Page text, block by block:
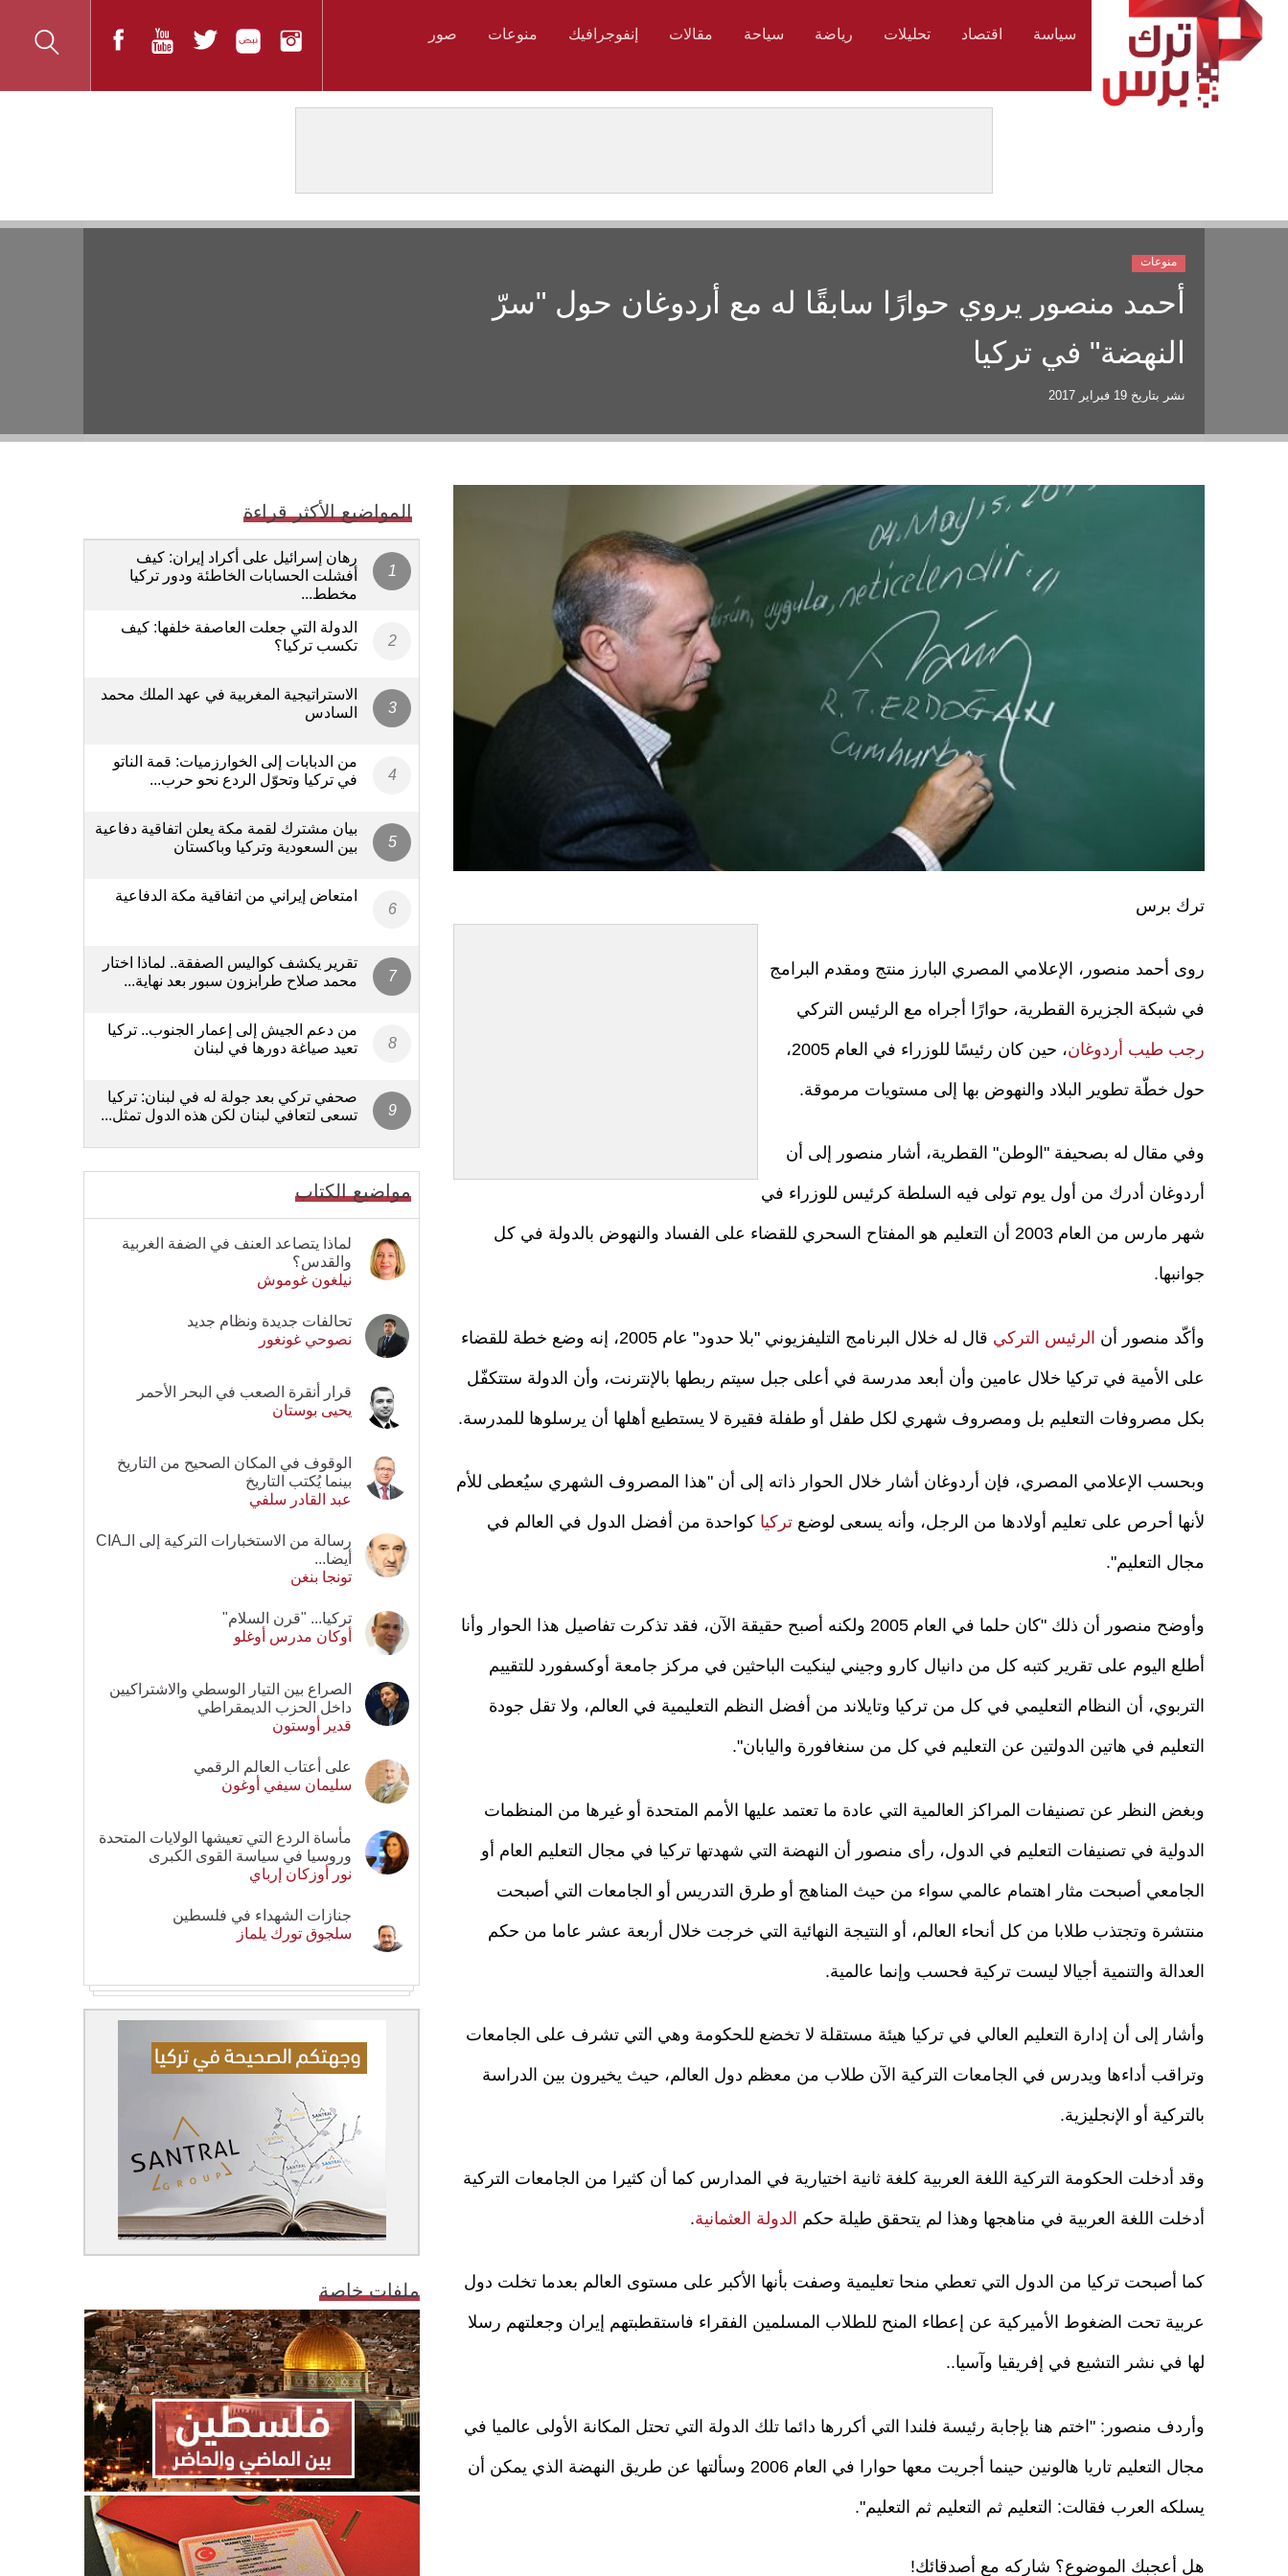
سياسة اقتصاد تحليلات رياضة سياحة مقالات إنفوجرافيك منوعات صور
أحمد منصور يروي حوارًا سابقًا له مع أردوغان حول "سرّ
النهضة" في تركيا
نشر بتاريخ 19 فبراير 2017
منوعات
ترك برس
روى أحمد منصور، الإعلامي المصري البارز منتج ومقدم البرامج
في شبكة الجزيرة القطرية، حوارًا أجراه مع الرئيس التركي
رجب طيب أردوغان ، حين كان رئيسًا للوزراء في العام 2005،
حول خطّة تطوير البلاد والنهوض بها إلى مستويات مرموقة.
وفي مقال له بصحيفة "الوطن" القطرية، أشار منصور إلى أن
أردوغان أدرك من أول يوم تولى فيه السلطة كرئيس للوزراء في
شهر مارس من العام 2003 أن التعليم هو المفتاح السحري للقضاء على الفساد والنهوض بالدولة في كل
جوانبها.
وأكّد منصور أن الرئيس التركي قال له خلال البرنامج التليفزيوني "بلا حدود" عام 2005، إنه وضع خطة للقضاء
على الأمية في تركيا خلال عامين وأن أبعد مدرسة في أعلى جبل سيتم ربطها بالإنترنت، وأن الدولة ستتكفّل
بكل مصروفات التعليم بل ومصروف شهري لكل طفل أو طفلة فقيرة لا يستطيع أهلها أن يرسلوها للمدرسة.
وبحسب الإعلامي المصري، فإن أردوغان أشار خلال الحوار ذاته إلى أن "هذا المصروف الشهري سيُعطى للأم
لأنها أحرص على تعليم أولادها من الرجل، وأنه يسعى لوضع تركيا كواحدة من أفضل الدول في العالم في
مجال التعليم".
وأوضح منصور أن ذلك "كان حلما في العام 2005 ولكنه أصبح حقيقة الآن، فقد تذكرت تفاصيل هذا الحوار وأنا
أطلع اليوم على تقرير كتبه كل من دانيال كارو وجيني لينكيت الباحثين في مركز جامعة أوكسفورد للتقييم
التربوي، أن النظام التعليمي في كل من تركيا وتايلاند من أفضل النظم التعليمية في العالم، ولا تقل جودة
التعليم في هاتين الدولتين عن التعليم في كل من سنغافورة واليابان".
وبغض النظر عن تصنيفات المراكز العالمية التي عادة ما تعتمد عليها الأمم المتحدة أو غيرها من المنظمات
الدولية في تصنيفات التعليم في الدول، رأى منصور أن النهضة التي شهدتها تركيا في مجال التعليم العام أو
الجامعي أصبحت مثار اهتمام عالمي سواء من حيث المناهج أو طرق التدريس أو الجامعات التي أصبحت
منتشرة وتجتذب طلابا من كل أنحاء العالم، أو النتيجة النهائية التي خرجت خلال أربعة عشر عاما من حكم
العدالة والتنمية أجيالا ليست تركية فحسب وإنما عالمية.
وأشار إلى أن إدارة التعليم العالي في تركيا هيئة مستقلة لا تخضع للحكومة وهي التي تشرف على الجامعات
وتراقب أداءها ويدرس في الجامعات التركية الآن طلاب من معظم دول العالم، حيث يخيرون بين الدراسة
بالتركية أو الإنجليزية.
وقد أدخلت الحكومة التركية اللغة العربية كلغة ثانية اختيارية في المدارس كما أن كثيرا من الجامعات التركية
أدخلت اللغة العربية في مناهجها وهذا لم يتحقق طيلة حكم الدولة العثمانية.
كما أصبحت تركيا من الدول التي تعطي منحا تعليمية وصفت بأنها الأكبر على مستوى العالم بعدما تخلت دول
عربية تحت الضغوط الأميركية عن إعطاء المنح للطلاب المسلمين الفقراء فاستقطبتهم إيران وجعلتهم رسلا
لها في نشر التشيع في إفريقيا وآسيا..
وأردف منصور: "اختم هنا بإجابة رئيسة فلندا التي أكررها دائما تلك الدولة التي تحتل المكانة الأولى عالميا في
مجال التعليم تاريا هالونين حينما أجريت معها حوارا في العام 2006 وسألتها عن طريق النهضة الذي يمكن أن
يسلكه العرب فقالت: التعليم ثم التعليم ثم التعليم".
هل أعجبك الموضوع؟ شاركه مع أصدقائك!
المواضيع الأكثر قراءة
رهان إسرائيل على أكراد إيران: كيف
أفشلت الحسابات الخاطئة ودور تركيا
مخطط...
الدولة التي جعلت العاصفة خلفها: كيف
تكسب تركيا؟
الاستراتيجية المغربية في عهد الملك محمد
السادس
من الدبابات إلى الخوارزميات: قمة الناتو
في تركيا وتحوّل الردع نحو حرب...
بيان مشترك لقمة مكة يعلن اتفاقية دفاعية
بين السعودية وتركيا وباكستان
امتعاض إيراني من اتفاقية مكة الدفاعية
تقرير يكشف كواليس الصفقة.. لماذا اختار
محمد صلاح طرابزون سبور بعد نهاية...
من دعم الجيش إلى إعمار الجنوب.. تركيا
تعيد صياغة دورها في لبنان
صحفي تركي بعد جولة له في لبنان: تركيا
تسعى لتعافي لبنان لكن هذه الدول تمثل...
مواضيع الكتاب
لماذا يتصاعد العنف في الضفة الغربية
والقدس؟
نيلغون غوموش
تحالفات جديدة ونظام جديد
نصوحي غونغور
قرار أنقرة الصعب في البحر الأحمر
يحيى بوستان
الوقوف في المكان الصحيح من التاريخ
بينما يُكتب التاريخ
عبد القادر سلفي
رسالة من الاستخبارات التركية إلى الـCIA
أيضا...
تونجا بنغن
تركيا... "قرن السلام"
أوكان مدرس أوغلو
الصراع بين التيار الوسطي والاشتراكيين
داخل الحزب الديمقراطي
قدير أوستون
على أعتاب العالم الرقمي
سليمان سيفي أوغون
مأساة الردع التي تعيشها الولايات المتحدة
وروسيا في سياسة القوى الكبرى
نور أوزكان إرباي
جنازات الشهداء في فلسطين
سلجوق تورك يلماز
ملفات خاصة